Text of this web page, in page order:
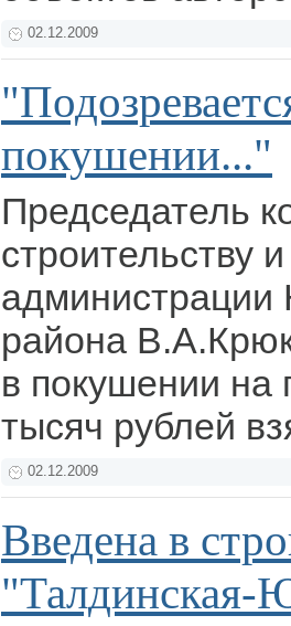
02.12.2009
покушении..."
Председатель
строительству
администрации
района
в покушении на
тысяч рублей
02.12.2009
Введена в